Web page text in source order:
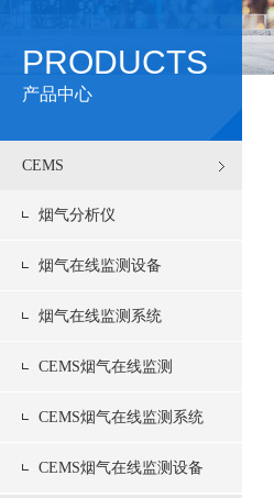
PRODUCTS
产品中心
CEMS
烟气分析仪
烟气在线监测设备
烟气在线监测系统
CEMS烟气在线监测
CEMS烟气在线监测系统
CEMS烟气在线监测设备